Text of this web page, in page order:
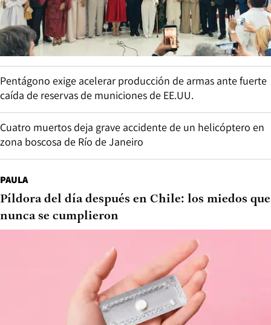
Pentágono exige acelerar producción de armas ante fuerte
caída de reservas de municiones de EE.UU.
Cuatro muertos deja grave accidente de un helicóptero en
zona boscosa de Río de Janeiro
PAULA
Píldora del día después en Chile: los miedos que
nunca se cumplieron